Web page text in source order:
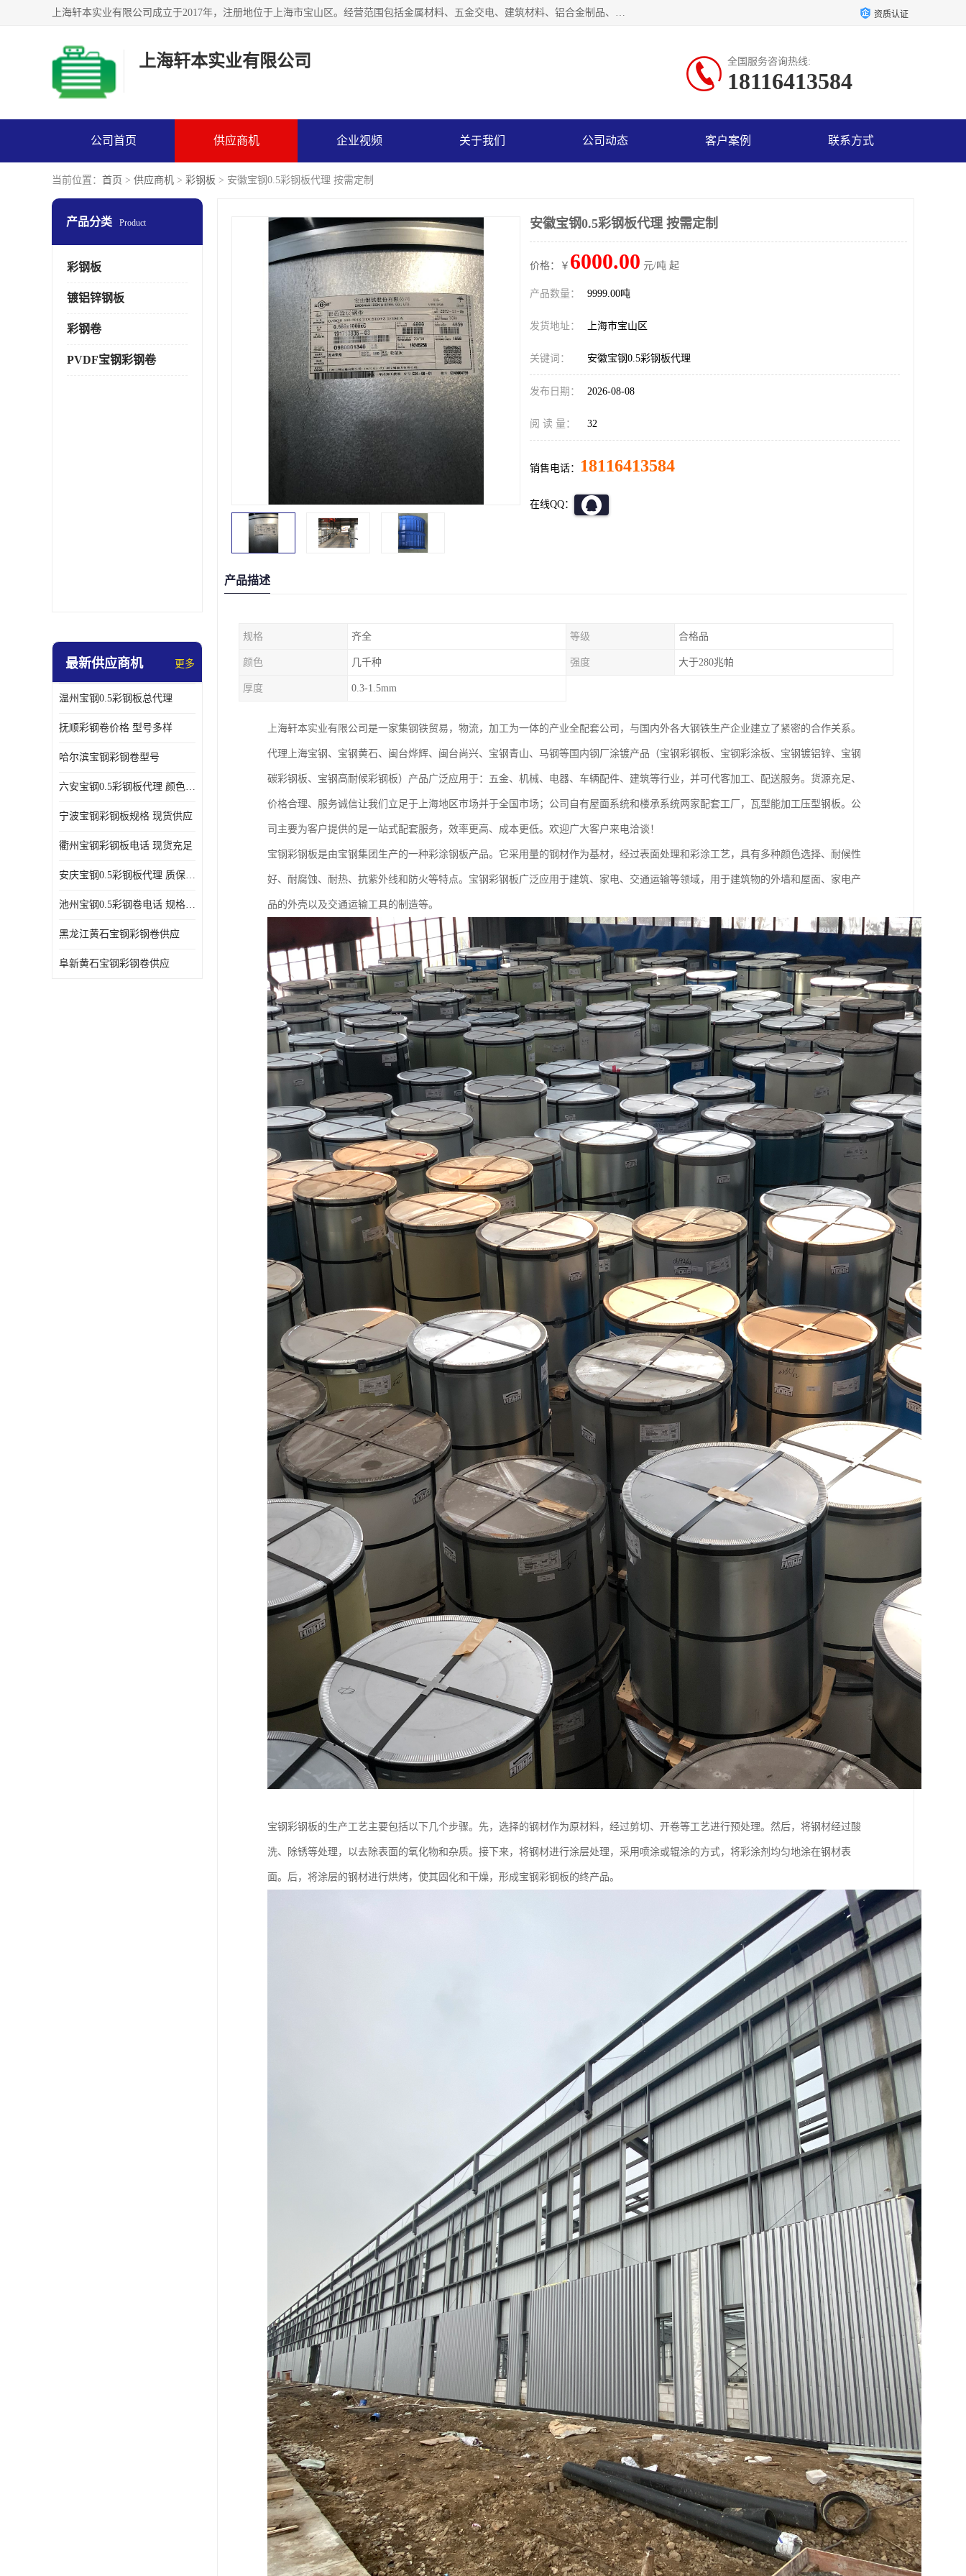
上海轩本实业有限公司成立于2017年，注册地位于上海市宝山区。经营范围包括金属材料、五金交电、建筑材料、铝合金制品、机械设备、电线电缆、装潢材料等；公司主营产品：宝钢彩钢板、宝钢彩钢卷、宝钢彩涂板、宝钢彩涂卷、宝钢高耐候彩钢板，宝钢氟碳彩钢板。是一家集钢铁贸易，物流、加工为一体的产业全配套公司。 资质认证
上海轩本实业有限公司 全国服务咨询热线:
18116413584
公司首页 供应商机 企业视频 关于我们 公司动态 客户案例 联系方式
当前位置： 首页 > 供应商机 > 彩钢板 > 安徽宝钢0.5彩钢板代理 按需定制
产品分类 Product
彩钢板
镀铝锌钢板
彩钢卷
PVDF宝钢彩钢卷
最新供应商机 更多
温州宝钢0.5彩钢板总代理
抚顺彩钢卷价格 型号多样
哈尔滨宝钢彩钢卷型号
六安宝钢0.5彩钢板代理 颜色定制
宁波宝钢彩钢板规格 现货供应
衢州宝钢彩钢板电话 现货充足
安庆宝钢0.5彩钢板代理 质保十年起
池州宝钢0.5彩钢卷电话 规格多样
黑龙江黄石宝钢彩钢卷供应
阜新黄石宝钢彩钢卷供应
安徽宝钢0.5彩钢板代理 按需定制
价格：￥ 6000.00 元/吨 起
产品数量： 9999.00吨
发货地址： 上海市宝山区
关键词： 安徽宝钢0.5彩钢板代理
发布日期： 2026-08-08
阅 读 量： 32
销售电话： 18116413584
在线QQ：
产品描述
规格 齐全 等级 合格品
颜色 几千种 强度 大于280兆帕
厚度 0.3-1.5mm
上海轩本实业有限公司是一家集钢铁贸易，物流，加工为一体的产业全配套公司，与国内外各大钢铁生产企业建立了紧密的合作关系。
代理上海宝钢、宝钢黄石、闽台烨辉、闽台尚兴、宝钢青山、马钢等国内钢厂涂镀产品（宝钢彩钢板、宝钢彩涂板、宝钢镀铝锌、宝钢
碳彩钢板、宝钢高耐候彩钢板）产品广泛应用于：五金、机械、电器、车辆配件、建筑等行业，并可代客加工、配送服务。货源充足、
价格合理、服务诚信让我们立足于上海地区市场并于全国市场；公司自有屋面系统和楼承系统两家配套工厂，瓦型能加工压型钢板。公
司主要为客户提供的是一站式配套服务，效率更高、成本更低。欢迎广大客户来电洽谈！
宝钢彩钢板是由宝钢集团生产的一种彩涂钢板产品。它采用量的钢材作为基材，经过表面处理和彩涂工艺，具有多种颜色选择、耐候性
好、耐腐蚀、耐热、抗紫外线和防火等特点。宝钢彩钢板广泛应用于建筑、家电、交通运输等领域，用于建筑物的外墙和屋面、家电产
品的外壳以及交通运输工具的制造等。
宝钢彩钢板的生产工艺主要包括以下几个步骤。先，选择的钢材作为原材料，经过剪切、开卷等工艺进行预处理。然后，将钢材经过酸
洗、除锈等处理，以去除表面的氧化物和杂质。接下来，将钢材进行涂层处理，采用喷涂或辊涂的方式，将彩涂剂均匀地涂在钢材表
面。后，将涂层的钢材进行烘烤，使其固化和干燥，形成宝钢彩钢板的终产品。